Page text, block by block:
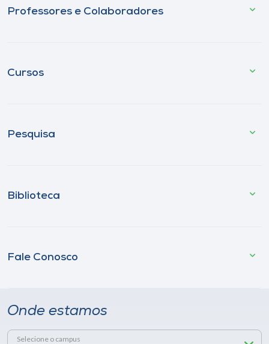
Professores e Colaboradores
Cursos
Pesquisa
Biblioteca
Fale Conosco
Onde estamos
Selecione o campus